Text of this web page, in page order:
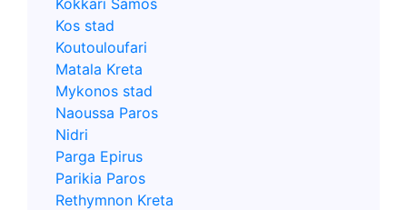
Kos stad
Koutouloufari
Matala Kreta
Mykonos stad
Naoussa Paros
Nidri
Parga Epirus
Parikia Paros
Rethymnon Kreta